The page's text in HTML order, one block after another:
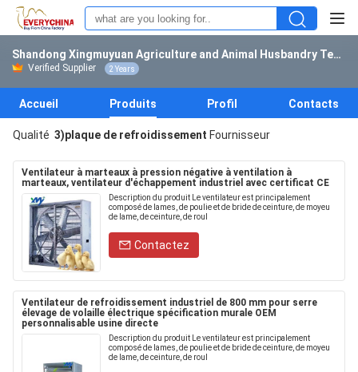
Shandong Xingmuyuan Agriculture and Animal Husbandry Technology Co.,ltd
Verified Supplier 2 Years
Accueil Produits Profil Contacts
Qualité 3)plaque de refroidissement Fournisseur
Ventilateur à marteaux à pression négative à ventilation à
marteaux, ventilateur d'échappement industriel avec certificat CE
Description du produit Le ventilateur est principalement
composé de lames, de poulie et de bride de ceinture, de moyeu
de lame, de ceinture, de roul
Contactez
Ventilateur de refroidissement industriel de 800 mm pour serre
élevage de volaille électrique spécification murale OEM
personnalisable usine directe
Description du produit Le ventilateur est principalement
composé de lames, de poulie et de bride de ceinture, de moyeu
de lame, de ceinture, de roul